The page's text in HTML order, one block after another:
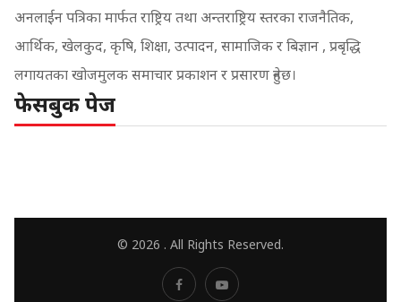
अनलाईन पत्रिका मार्फत राष्ट्रिय तथा अन्तराष्ट्रिय स्तरका राजनैतिक,
आर्थिक, खेलकुद, कृषि, शिक्षा, उत्पादन, सामाजिक र बिज्ञान , प्रबृद्धि
लगायतका खोजमुलक समाचार प्रकाशन र प्रसारण हुनेछ।
फेसबुक पेज
© 2026 . All Rights Reserved.